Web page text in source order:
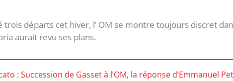
trois départs cet hiver, l’ OM se montre toujours discret
aurait revu ses plans.
: Succession de Gasset à l’OM, la réponse d’Emmanuel